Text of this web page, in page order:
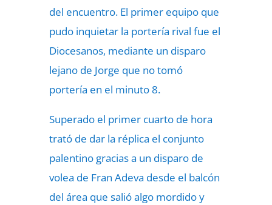
del encuentro. El primer equipo que
pudo inquietar la portería rival fue el
Diocesanos, mediante un disparo
lejano de Jorge que no tomó
portería en el minuto 8.
Superado el primer cuarto de hora
trató de dar la réplica el conjunto
palentino gracias a un disparo de
volea de Fran Adeva desde el balcón
del área que salió algo mordido y